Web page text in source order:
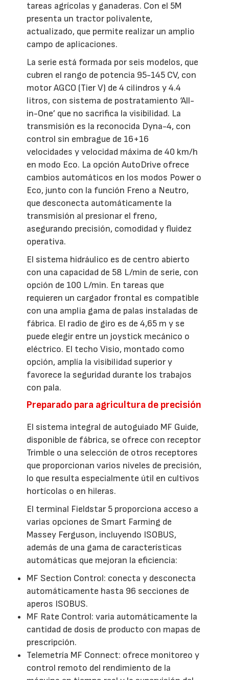
tareas agrícolas y ganaderas. Con el 5M
presenta un tractor polivalente,
actualizado, que permite realizar un amplio
campo de aplicaciones.
La serie está formada por seis modelos, que
cubren el rango de potencia 95-145 CV, con
motor AGCO (Tier V) de 4 cilindros y 4.4
litros, con sistema de postratamiento ‘All-
in-One’ que no sacrifica la visibilidad. La
transmisión es la reconocida Dyna-4, con
control sin embrague de 16+16
velocidades y velocidad máxima de 40 km/h
en modo Eco. La opción AutoDrive ofrece
cambios automáticos en los modos Power o
Eco, junto con la función Freno a Neutro,
que desconecta automáticamente la
transmisión al presionar el freno,
asegurando precisión, comodidad y fluidez
operativa.
El sistema hidráulico es de centro abierto
con una capacidad de 58 L/min de serie, con
opción de 100 L/min. En tareas que
requieren un cargador frontal es compatible
con una amplia gama de palas instaladas de
fábrica. El radio de giro es de 4,65 m y se
puede elegir entre un joystick mecánico o
eléctrico. El techo Visio, montado como
opción, amplía la visibilidad superior y
favorece la seguridad durante los trabajos
con pala.
Preparado para agricultura de precisión
El sistema integral de autoguiado MF Guide,
disponible de fábrica, se ofrece con receptor
Trimble o una selección de otros receptores
que proporcionan varios niveles de precisión,
lo que resulta especialmente útil en cultivos
hortícolas o en hileras.
El terminal Fieldstar 5 proporciona acceso a
varias opciones de Smart Farming de
Massey Ferguson, incluyendo ISOBUS,
además de una gama de características
automáticas que mejoran la eficiencia:
MF Section Control: conecta y desconecta
automáticamente hasta 96 secciones de
aperos ISOBUS.
MF Rate Control: varia automáticamente la
cantidad de dosis de producto con mapas de
prescripción.
Telemetría MF Connect: ofrece monitoreo y
control remoto del rendimiento de la